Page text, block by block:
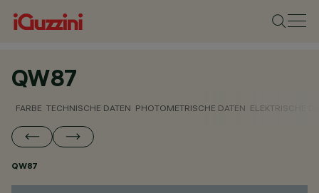
QW87
FARBE TECHNISCHE DATEN PHOTOMETRISCHE DATEN ELEKTRISCHE
QW87